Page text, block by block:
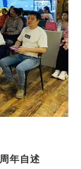
年自述